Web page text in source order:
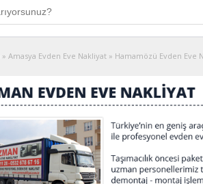
» Amasya Evden Eve Nakliyat » Hamamözü Evden Eve